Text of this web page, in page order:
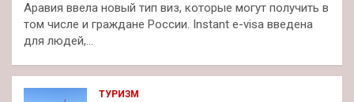
Аравия ввела новый тип виз, которые могут получить в
том числе и граждане России. Instant e-visa введена
для людей,…
ТУРИЗМ